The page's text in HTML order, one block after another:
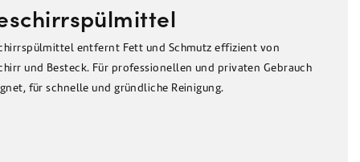
Winterartikel
Allzweckreiniger
Hugo BBQ Kollektion
entfernt Fett und Schmutz effizient von
und Besteck. Für professionellen und privaten Gebrauch
für schnelle und gründliche Reinigung.